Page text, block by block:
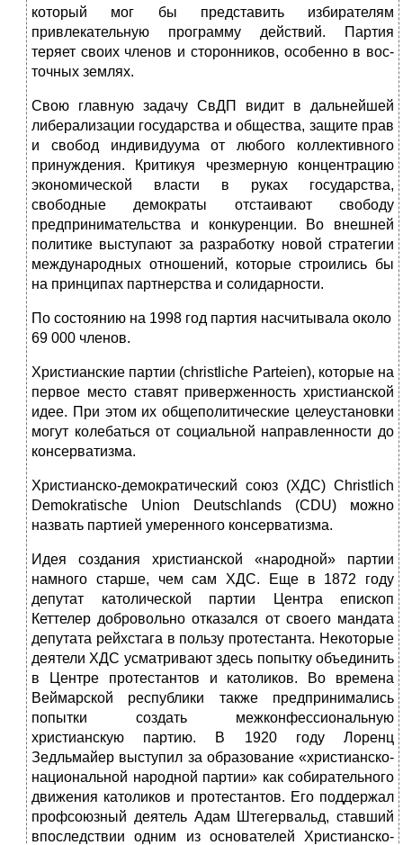
который мог бы представить избирателям
привлекательную программу действий. Партия
теряет своих членов и сторонников, особенно в вос­
точных землях.
Свою главную задачу СвДП видит в дальнейшей
либерализации государ­ства и общества, защите прав
и свобод индивидуума от любого коллективно­го
принуждения. Критикуя чрезмерную концентрацию
экономической власти в руках государства,
свободные демократы отстаивают свободу
предпринима­тельства и конкуренции. Во внешней
политике выступают за разработку но­вой стратегии
международных отношений, которые строились бы
на принци­пах партнерства и солидарности.
По состоянию на 1998 год партия насчитывала около
69 000 членов.
Христианские партии (christliche Parteien), которые на
первое место ставят приверженность христианской
идее. При этом их общеполитические целеустановки
могут колебаться от социальной направленности до
консерва­тизма.
Христианско-демократический союз (ХДС) Christlich
Demokratische Union Deutschlands (CDU) можно
назвать партией умеренного консерватизма.
Идея создания христианской «народной» партии
намного старше, чем сам ХДС. Еще в 1872 году
депутат католической партии Центра епископ
Кеттелер добровольно отказался от своего мандата
депутата рейхстага в пользу протестанта. Некоторые
деятели ХДС усматривают здесь попытку объединить
в Центре протестантов и католиков. Во времена
Веймарской республики также предпринимались
попытки создать межконфессиональную
христианскую партию. В 1920 году Лоренц
Зедльмайер выступил за образо­вание «христианско-
национальной народной партии» как собирательного
движения католиков и протестантов. Его поддержал
профсоюзный деятель Адам Штегервальд, ставший
впоследствии одним из основателей Христианско-